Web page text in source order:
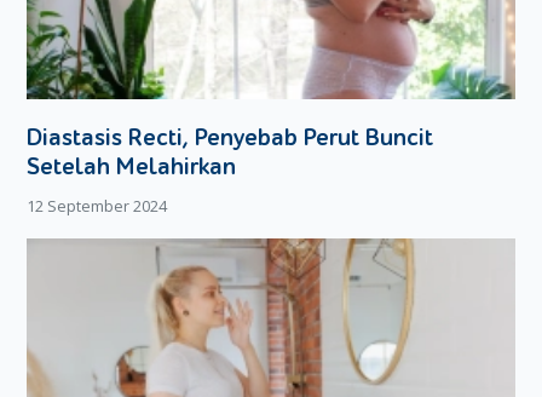
1. Ketahui Tanda-Tanda Si Kecil Mulai Lapar
Mengetahui tanda-tanda bahwa Si Kecil lapar adalah prinsip
pertama yang harus diterapkan dalamresponsive feeding.
Si Kecil meletakkan tangannya di dekat atau di dalam
Mengeluarkan suara seperti mengecap.
Lebih sering menggerakkan tangan dan kaki.
Si Kecil menangis, terutama jika Moms tidak kunjung
memberikan MPASI kepada Si Kecil.
Jika tanda-tanda di atas, sudah muncul, segera sediakan
MPASI dan mulai suapi Si Kecil.
Diastasis Recti, Penyebab Perut Buncit
Setelah Melahirkan
12 September 2024